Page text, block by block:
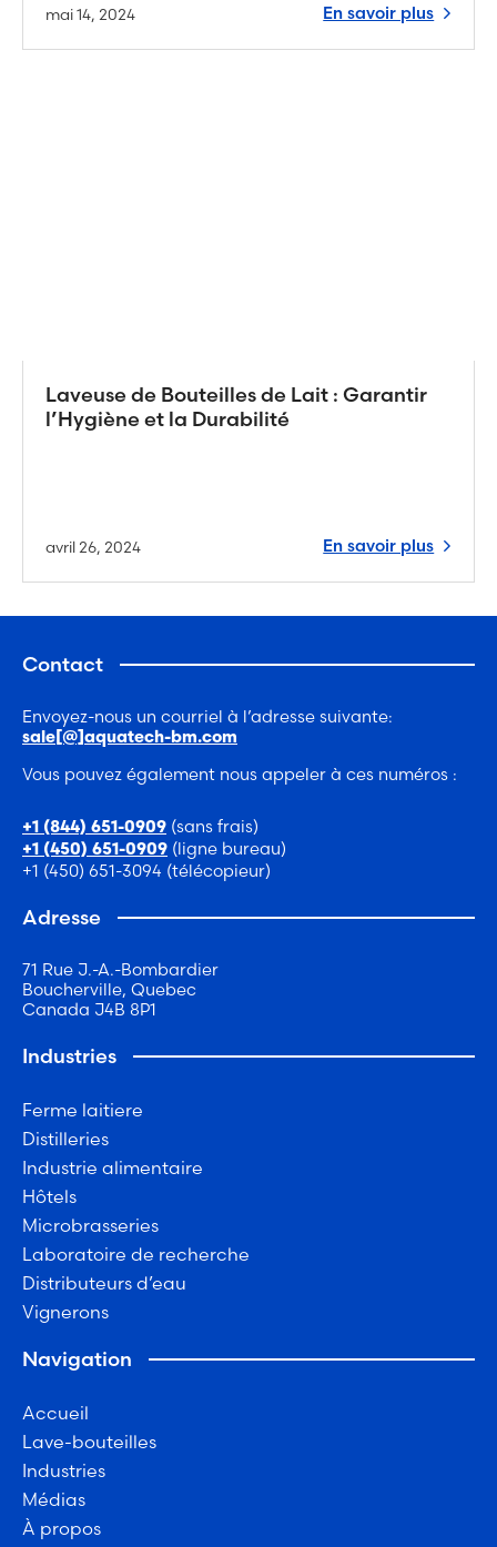
mai 14, 2024 En savoir plus
Laveuse de Bouteilles de Lait : Garantir
l’Hygiène et la Durabilité
avril 26, 2024 En savoir plus
Contact
Envoyez-nous un courriel à l’adresse suivante:
sale[@]aquatech-bm.com
Vous pouvez également nous appeler à ces numéros :
+1 (844) 651-0909 (sans frais)
+1 (450) 651-0909 (ligne bureau)
+1 (450) 651-3094 (télécopieur)
Adresse
71 Rue J.-A.-Bombardier
Boucherville, Quebec
Canada J4B 8P1
Industries
Ferme laitiere
Distilleries
Industrie alimentaire
Hôtels
Microbrasseries
Laboratoire de recherche
Distributeurs d’eau
Vignerons
Navigation
Accueil
Lave-bouteilles
Industries
Médias
À propos